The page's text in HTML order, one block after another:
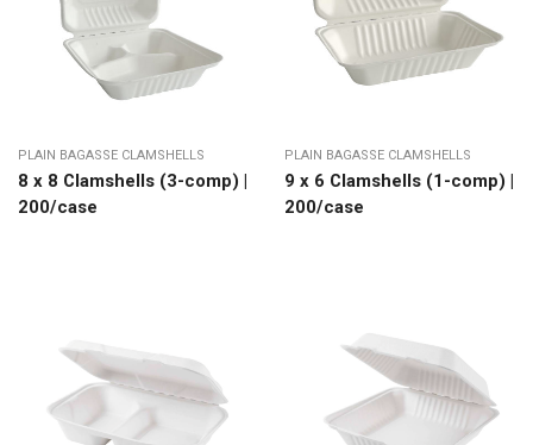
PLAIN BAGASSE CLAMSHELLS
8 x 8 Clamshells (3-comp) |
200/case
PLAIN BAGASSE CLAMSHELLS
9 x 6 Clamshells (1-comp) |
200/case